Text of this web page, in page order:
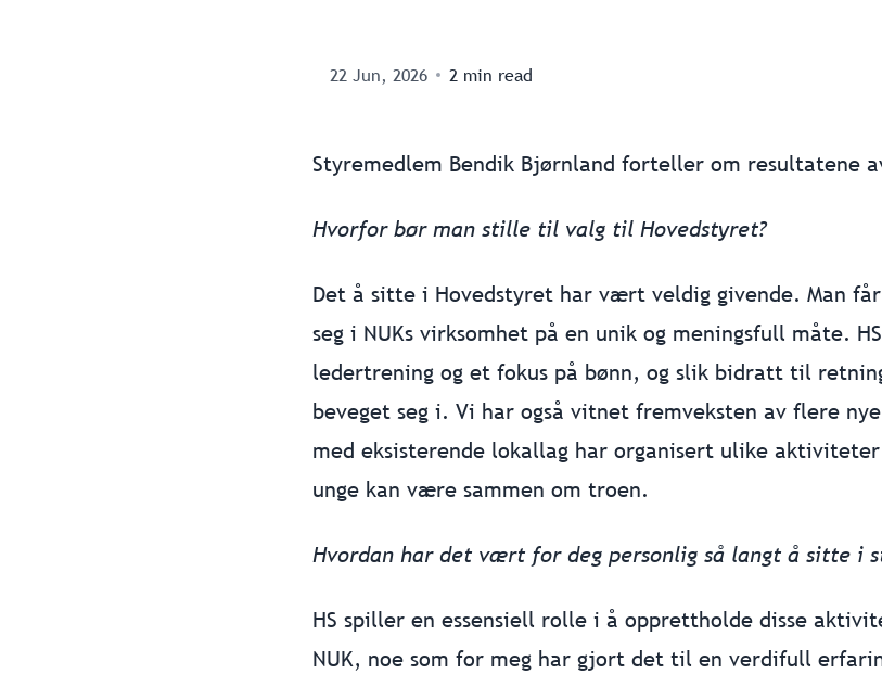
22 Jun, 2026 2 min read
Styremedlem Bendik Bjørnland forteller om resultatene
Hvorfor bør man stille til valg til Hovedstyret?
Det å sitte i Hovedstyret har vært veldig givende. Man
seg i NUKs virksomhet på en unik og meningsfull måte.
ledertrening og et fokus på bønn, og slik bidratt til
beveget seg i. Vi har også vitnet fremveksten av flere
med eksisterende lokallag har organisert ulike
unge kan være sammen om troen.
Hvordan har det vært for deg personlig så langt å sitte i
HS spiller en essensiell rolle i å opprettholde disse
NUK, noe som for meg har gjort det til en verdifull